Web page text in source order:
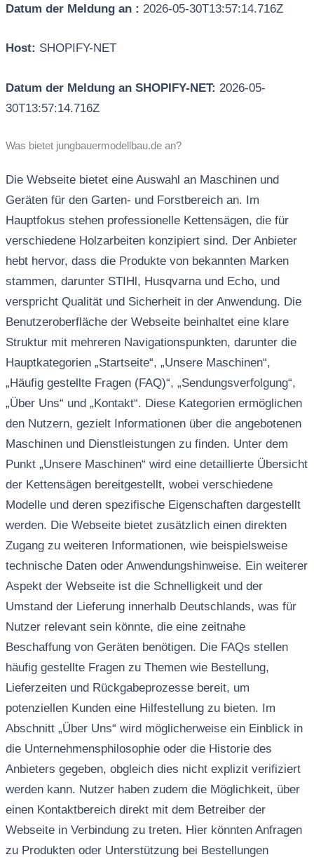
Datum der Meldung an : 2026-05-30T13:57:14.716Z
Host: SHOPIFY-NET
Datum der Meldung an SHOPIFY-NET: 2026-05-
30T13:57:14.716Z
Was bietet jungbauermodellbau.de an?
Die Webseite bietet eine Auswahl an Maschinen und
Geräten für den Garten- und Forstbereich an. Im
Hauptfokus stehen professionelle Kettensägen, die für
verschiedene Holzarbeiten konzipiert sind. Der Anbieter
hebt hervor, dass die Produkte von bekannten Marken
stammen, darunter STIHl, Husqvarna und Echo, und
verspricht Qualität und Sicherheit in der Anwendung. Die
Benutzeroberfläche der Webseite beinhaltet eine klare
Struktur mit mehreren Navigationspunkten, darunter die
Hauptkategorien „Startseite“, „Unsere Maschinen“,
„Häufig gestellte Fragen (FAQ)“, „Sendungsverfolgung“,
„Über Uns“ und „Kontakt“. Diese Kategorien ermöglichen
den Nutzern, gezielt Informationen über die angebotenen
Maschinen und Dienstleistungen zu finden. Unter dem
Punkt „Unsere Maschinen“ wird eine detaillierte Übersicht
der Kettensägen bereitgestellt, wobei verschiedene
Modelle und deren spezifische Eigenschaften dargestellt
werden. Die Webseite bietet zusätzlich einen direkten
Zugang zu weiteren Informationen, wie beispielsweise
technische Daten oder Anwendungshinweise. Ein weiterer
Aspekt der Webseite ist die Schnelligkeit und der
Umstand der Lieferung innerhalb Deutschlands, was für
Nutzer relevant sein könnte, die eine zeitnahe
Beschaffung von Geräten benötigen. Die FAQs stellen
häufig gestellte Fragen zu Themen wie Bestellung,
Lieferzeiten und Rückgabeprozesse bereit, um
potenziellen Kunden eine Hilfestellung zu bieten. Im
Abschnitt „Über Uns“ wird möglicherweise ein Einblick in
die Unternehmensphilosophie oder die Historie des
Anbieters gegeben, obgleich dies nicht explizit verifiziert
werden kann. Nutzer haben zudem die Möglichkeit, über
einen Kontaktbereich direkt mit dem Betreiber der
Webseite in Verbindung zu treten. Hier könnten Anfragen
zu Produkten oder Unterstützung bei Bestellungen